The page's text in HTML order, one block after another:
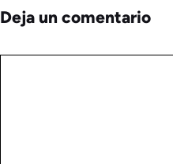
Deja un comentario